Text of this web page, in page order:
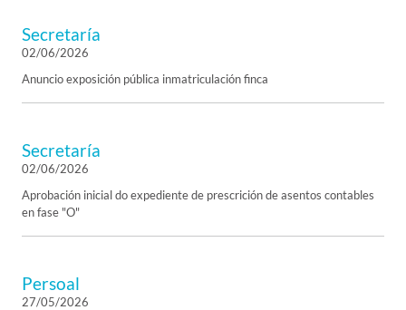
Secretaría
02/06/2026
Anuncio exposición pública inmatriculación finca
Secretaría
02/06/2026
Aprobación inicial do expediente de prescrición de asentos contables
en fase "O"
Persoal
27/05/2026